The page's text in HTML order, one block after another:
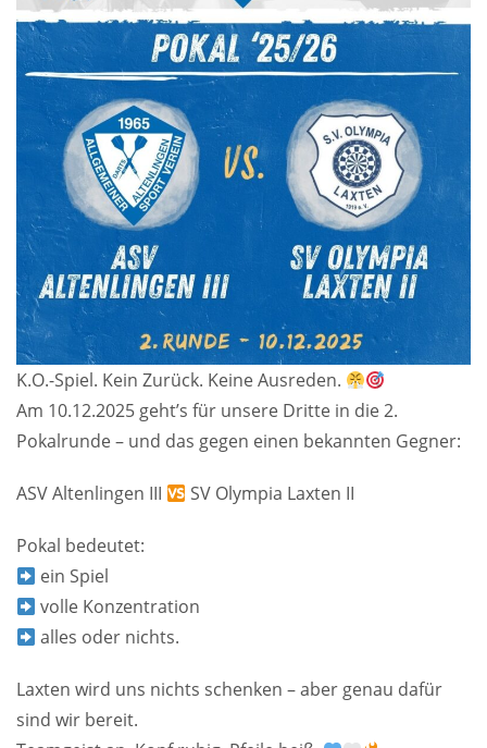
K.O.-Spiel. Kein Zurück. Keine Ausreden.
Am 10.12.2025 geht’s für unsere Dritte in die 2.
Pokalrunde – und das gegen einen bekannten Gegner:
ASV Altenlingen III SV Olympia Laxten II
Pokal bedeutet:
ein Spiel
volle Konzentration
alles oder nichts.
Laxten wird uns nichts schenken – aber genau dafür
sind wir bereit.